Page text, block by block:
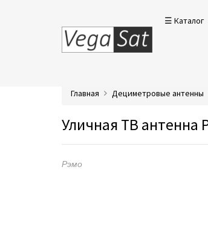
☰ Каталог
Главная Дециметровые антенны
Уличная ТВ антенна
Рэмо